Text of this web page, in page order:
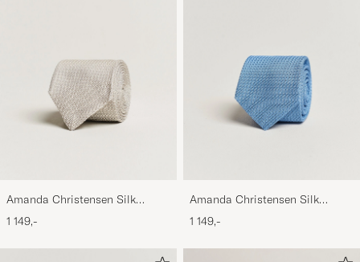
Amanda Christensen Silk
Grenadine 8 cm Tie Beige
1 149,-
Amanda Christensen Silk
Grenadine 8 cm Tie Sky Blue
1 149,-